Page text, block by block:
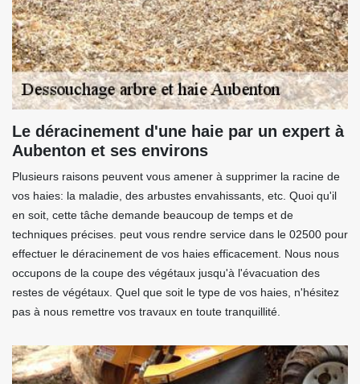
Le déracinement d'une haie par un expert à
Aubenton et ses environs
Plusieurs raisons peuvent vous amener à supprimer la racine de
vos haies: la maladie, des arbustes envahissants, etc. Quoi qu'il
en soit, cette tâche demande beaucoup de temps et de
techniques précises. peut vous rendre service dans le 02500 pour
effectuer le déracinement de vos haies efficacement. Nous nous
occupons de la coupe des végétaux jusqu'à l'évacuation des
restes de végétaux. Quel que soit le type de vos haies, n'hésitez
pas à nous remettre vos travaux en toute tranquillité.